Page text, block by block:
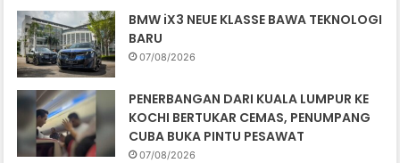
BMW iX3 NEUE KLASSE BAWA TEKNOLOGI
BARU
07/08/2026
PENERBANGAN DARI KUALA LUMPUR KE
KOCHI BERTUKAR CEMAS, PENUMPANG
CUBA BUKA PINTU PESAWAT
07/08/2026